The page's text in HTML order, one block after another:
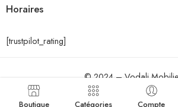
Horaires
[trustpilot_rating]
© 2024 – Vodali
Boutique Catégories Compte